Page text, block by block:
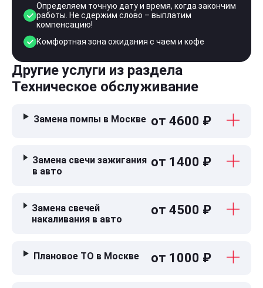
Определяем точную дату и время, когда закончим
работы. Не сдержим слово – выплатим
компенсацию!
Комфортная зона ожидания с чаем и кофе
Другие услуги из раздела
Техническое обслуживание
Замена помпы в Москве от 4600 ₽
Замена свечи зажигания
в авто
от 1400 ₽
Замена свечей
накаливания в авто
от 4500 ₽
Плановое ТО в Москве от 1000 ₽